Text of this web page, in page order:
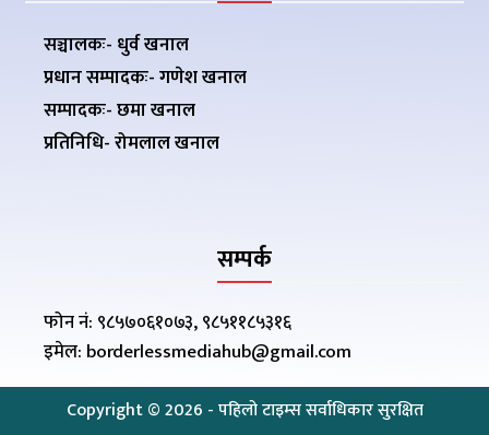
सञ्चालकः- धुर्व खनाल
प्रधान सम्पादकः- गणेश खनाल
सम्पादकः- छमा खनाल
प्रतिनिधि- रोमलाल खनाल
सम्पर्क
फोन नं: ९८५७०६१०७३, ९८५११८५३१६
इमेल: borderlessmediahub@gmail.com
Copyright ©2026 - पहिलो टाइम्स सर्वाधिकार सुरक्षित